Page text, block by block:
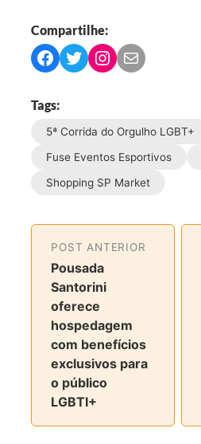
Compartilhe:
C
p
a
r
i
h
a
r
n
o
F
a
c
e
b
C
a
r
i
h
a
r
n
o
T
w
i
t
t
C
a
r
i
h
a
I
n
s
C
a
r
i
h
a
e
-
Tags:
5ª Corrida do Orgulho LGBT+
Fuse Eventos Esportivos
Shopping SP Market
POST ANTERIOR
Pousada
Santorini
oferece
hospedagem
com benefícios
exclusivos para
o público
LGBTI+